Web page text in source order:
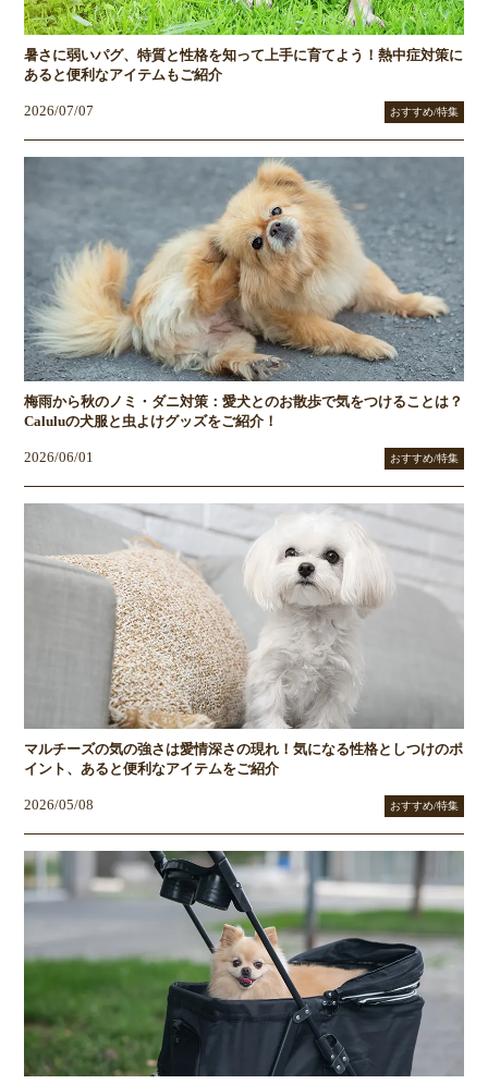
暑さに弱いパグ、特質と性格を知って上手に育てよう！熱中症対策に
あると便利なアイテムもご紹介
2026/07/07 おすすめ/特集
梅雨から秋のノミ・ダニ対策：愛犬とのお散歩で気をつけることは？
Caluluの犬服と虫よけグッズをご紹介！
2026/06/01 おすすめ/特集
マルチーズの気の強さは愛情深さの現れ！気になる性格としつけのポ
イント、あると便利なアイテムをご紹介
2026/05/08 おすすめ/特集